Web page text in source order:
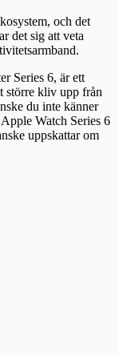
och det
det sig att veta
Series 6, är ett
större kliv upp från
du inte känner
Watch Series 6
uppskattar om